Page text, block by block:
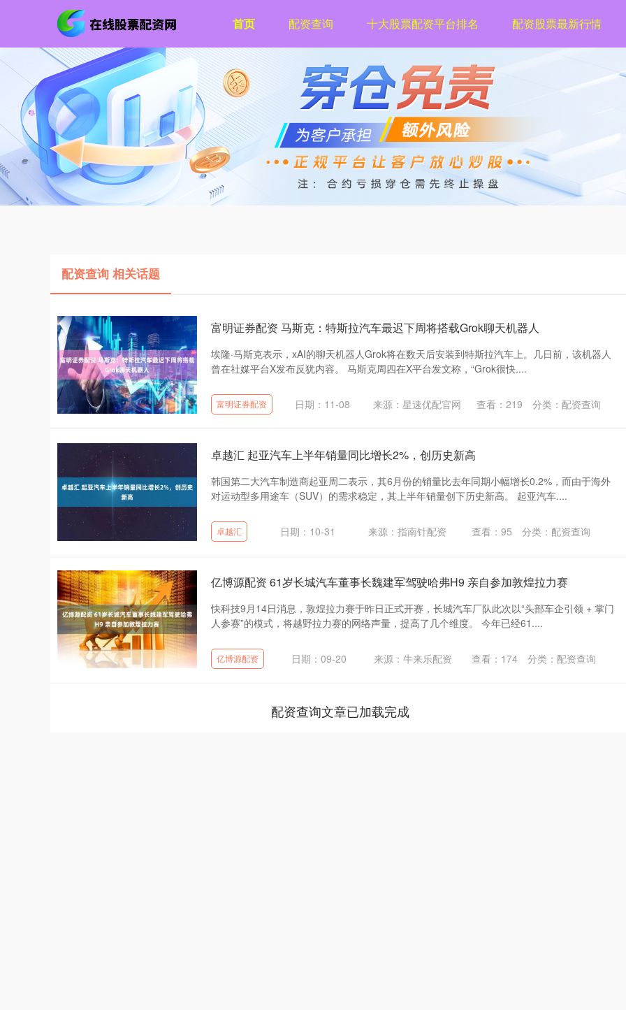
首页 配资查询 十大股票配资平台排名 配资股票最新行情
配资查询 相关话题
富明证券配资 马斯克：特斯拉汽车最迟下周将搭载Grok聊天机器人
埃隆·马斯克表示，xAI的聊天机器人Grok将在数天后安装到特斯拉汽车上。几日前，该机器人
曾在社媒平台X发布反犹内容。 马斯克周四在X平台发文称，“Grok很快....
富明证券配资 日期：11-08 来源：星速优配官网 查看： 219 分类： 配资查询
卓越汇 起亚汽车上半年销量同比增长2%，创历史新高
韩国第二大汽车制造商起亚周二表示，其6月份的销量比去年同期小幅增长0.2%，而由于海外
对运动型多用途车（SUV）的需求稳定，其上半年销量创下历史新高。 起亚汽车....
卓越汇 日期：10-31 来源：指南针配资 查看：95 分类：配资查询
亿博源配资 61岁长城汽车董事长魏建军驾驶哈弗H9 亲自参加敦煌拉力赛
快科技9月14日消息，敦煌拉力赛于昨日正式开赛，长城汽车厂队此次以“头部车企引领 + 掌门
人参赛”的模式，将越野拉力赛的网络声量，提高了几个维度。 今年已经61....
亿博源配资 日期：09-20 来源：牛来乐配资 查看： 174 分类：配资查询
配资查询文章已加载完成